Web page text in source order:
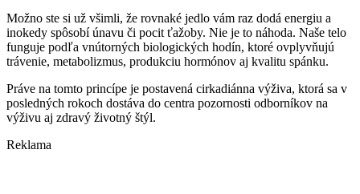
Možno ste si už všimli, že rovnaké jedlo vám raz dodá energiu a
inokedy spôsobí únavu či pocit ťažoby. Nie je to náhoda. Naše telo
funguje podľa vnútorných biologických hodín, ktoré ovplyvňujú
trávenie, metabolizmus, produkciu hormónov aj kvalitu spánku.
Práve na tomto princípe je postavená cirkadiánna výživa, ktorá sa v
posledných rokoch dostáva do centra pozornosti odborníkov na
výživu aj zdravý životný štýl.
Reklama